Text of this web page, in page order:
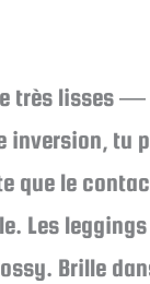
très lisses —
tu
que le
Les
Brille